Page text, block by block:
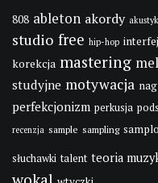
808 ableton akordy
studio free hip-hop
korekcja mastering
studyjne motywacja
perfekcjonizm perkusja
recenzja sample sampling
słuchawki talent teoria